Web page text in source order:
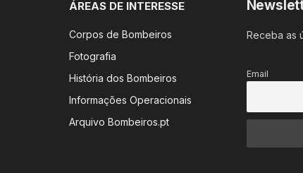
ÁREAS DE INTERESSE
Corpos de Bombeiros
Fotografia
História dos Bombeiros
Informações Operacionais
Arquivo Bombeiros.pt
Receba as
Email